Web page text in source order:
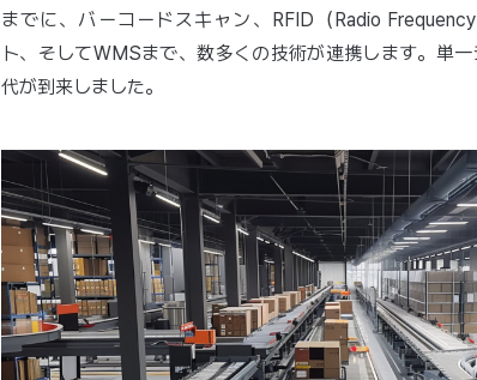
までに、バーコードスキャン、RFID（Radio
ト、そしてWMSまで、数多くの技術が連携します。単
代が到来しました。